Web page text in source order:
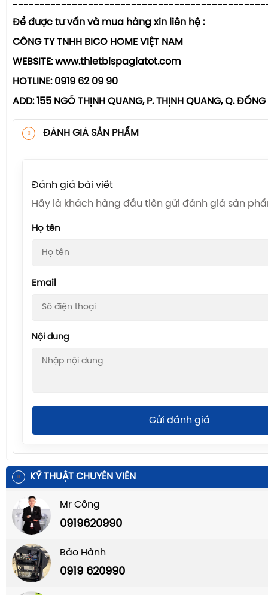
Để được tư vấn và mua hàng xin liên hệ :
CÔNG TY TNHH BICO HOME VIỆT NAM
WEBSITE: www.thietbispagiatot.com
HOTLINE: 0919 62 09 90
ADD: 155 NGÕ THỊNH QUANG, P. THỊNH QUANG, Q.
ĐÁNH GIÁ SẢN PHẨM
Đánh giá bài viết
Hãy là khách hàng đầu tiên gửi đánh giá sản
Họ tên
Email
Nội dung
Gửi đánh giá
KỸ THUẬT CHUYÊN VIÊN
Mr Công
0919620990
Bảo Hành
0919 620990